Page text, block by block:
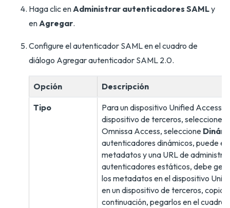
Haga clic enAdministrar autenticadores SAMLy
enAgregar.
Configure el autenticador SAML en el cuadro de
diálogo Agregar autenticador SAML 2.0.
Opción Descripción
Tipo
Para un dispositivo Unified Access
dispositivo de terceros, seleccione
Omnissa Access, seleccione
autenticadores dinámicos, puede
metadatos y una URL de
autenticadores estáticos, debe
los metadatos en el dispositivo
en un dispositivo de terceros,
continuación, pegarlos en el